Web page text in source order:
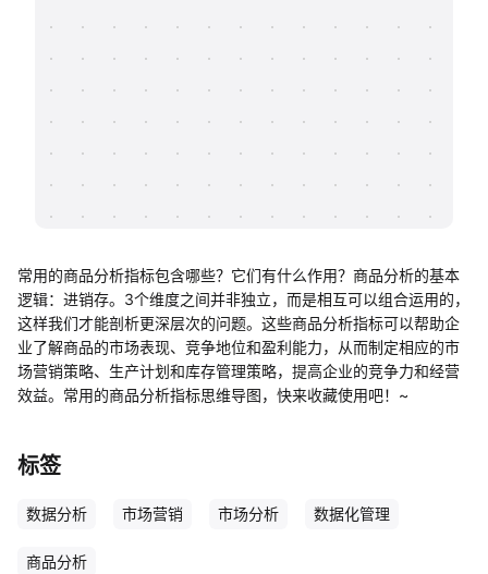
支持
帮助中心
常用的商品分析指标包含哪些？它们有什么作用？商品分析的基本
逻辑：进销存。3个维度之间并非独立，而是相互可以组合运用的，
这样我们才能剖析更深层次的问题。这些商品分析指标可以帮助企
业了解商品的市场表现、竞争地位和盈利能力，从而制定相应的市
场营销策略、生产计划和库存管理策略，提高企业的竞争力和经营
效益。常用的商品分析指标思维导图，快来收藏使用吧！~
标签
数据分析 市场营销 市场分析 数据化管理
商品分析